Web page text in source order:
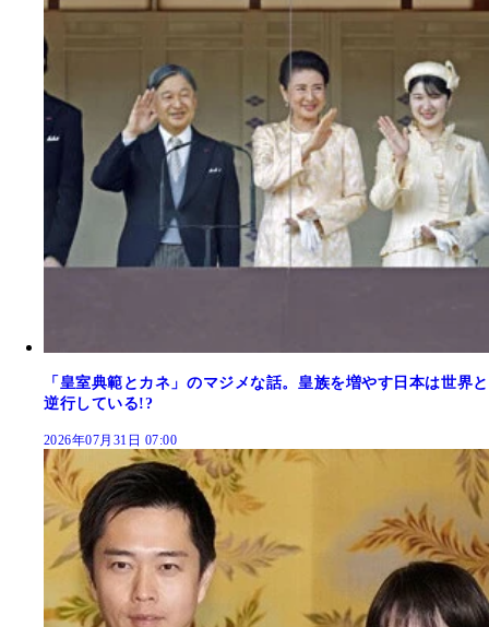
「皇室典範とカネ」のマジメな話。皇族を増やす日本は世界と
逆行している!?
2026年07月31日 07:00